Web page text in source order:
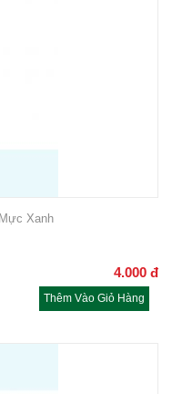
Xanh
4.000 đ
Thêm Vào Giỏ Hàng